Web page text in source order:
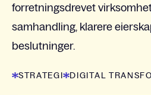
forretningsdrevet
samhandling, klarere
beslutninger.
STRATEGI DIGITAL